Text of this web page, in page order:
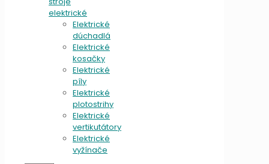
elektrické
Elektrické
dúchadlá
Elektrické
kosačky
Elektrické
píly
Elektrické
plotostrihy
Elektrické
vertikutátory
Elektrické
vyžínače